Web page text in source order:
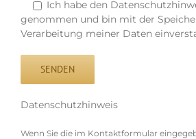
Ich habe den
genommen und bin mit der
Verarbeitung meiner Daten
Datenschutzhinweis
Wenn Sie die im Kontaktformular